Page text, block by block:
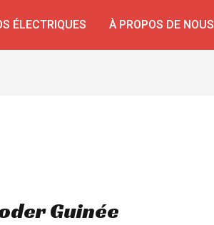
ÉLECTRIQUES À PROPOS DE NOUS
Guinée